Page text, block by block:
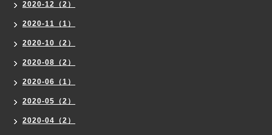
2020-12（2）
2020-11（1）
2020-10（2）
2020-08（2）
2020-06（1）
2020-05（2）
2020-04（2）